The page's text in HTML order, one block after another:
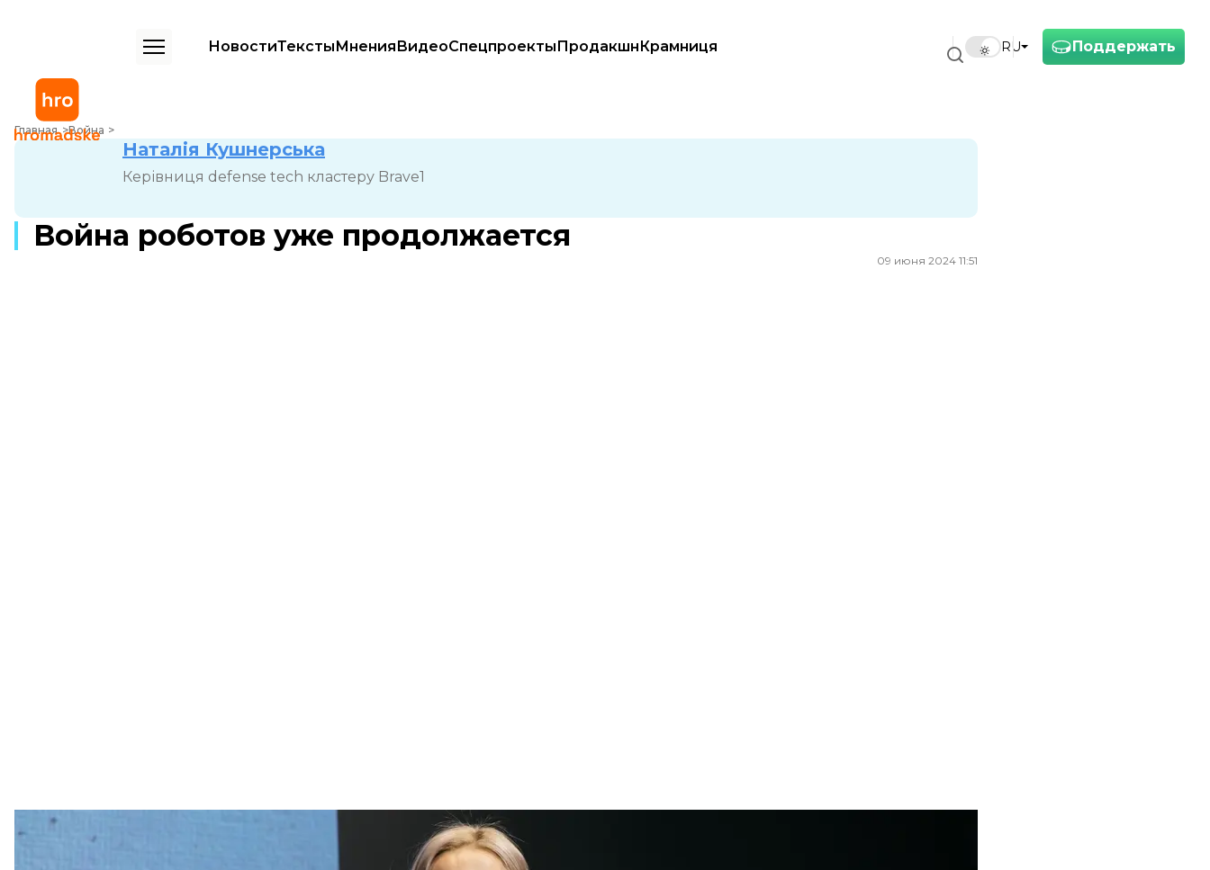
Поддержать
RU
НовостиТекстыМненияВидеоСпецпроектыПродакшнКрамниця
Главная Война
Война роботов уже продолжается
Наталія Кушнерська
Керівниця defense tech кластеру Brave1
Война роботов уже продолжается
09 июня 2024 11:51
Сейчас многие крупные страны меняют свои доктрины ведения войны. Они смотрят на нас и учатся. То, что мы показали
первыми, — это эффективность дронов. Очевидно, чтоFPV-дроны
боеприпасов на поле, потому что их не поставили, то FPV такие проблемы решают.